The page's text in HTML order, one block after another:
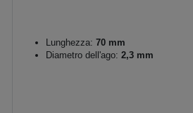
Lunghezza: 70 mm
Diametro dell'ago: 2,3 mm